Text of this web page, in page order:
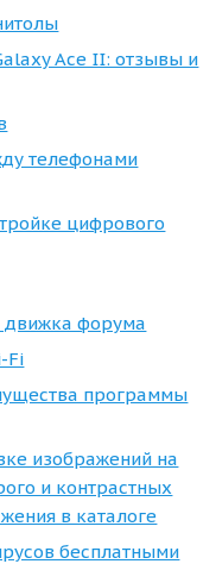
Ace II: отзывы и
телефонами
цифрового
движка форума
Fi
программы
изображений на
и контрастных
в каталоге
бесплатными